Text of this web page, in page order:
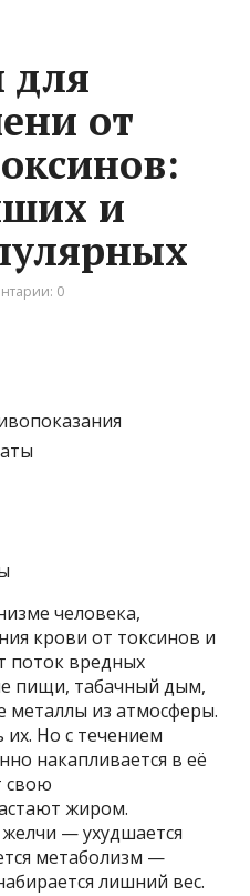
для
от
и
0
человека,
крови от токсинов и
поток вредных
пищи, табачный дым,
металлы из атмосферы.
Но с течением
накапливается в её
свою
жиром.
— ухудшается
метаболизм —
лишний вес.